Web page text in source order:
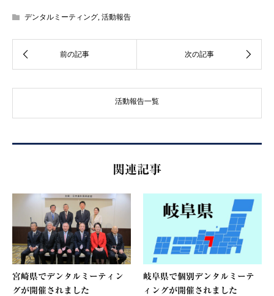
デンタルミーティング, 活動報告
活動報告一覧
関連記事
宮崎県でデンタルミーティン
グが開催されました
岐阜県で個別デンタルミーテ
ィングが開催されました